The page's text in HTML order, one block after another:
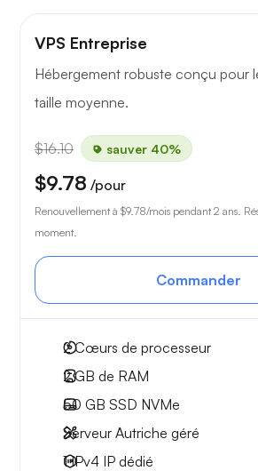
VPS Entreprise
Hébergement robuste conçu pour
taille moyenne.
$16.10 sauver 40%
$9.78 /pour
Renouvellement à $9.78/mois pendant 2 ans.
moment.
Commander
2Cœurs de processeur
2 GB de RAM
50 GB SSD NVMe
Serveur Autriche géré
1 IPv4 IP dédié